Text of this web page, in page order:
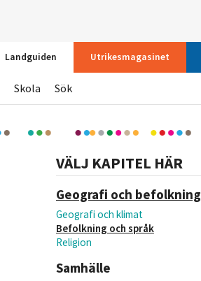
Landguiden Utrikesmagasinet
Skola Sök
VÄLJ KAPITEL HÄR
Geografi och befolkning
Geografi och klimat
Befolkning och språk
Religion
Samhälle